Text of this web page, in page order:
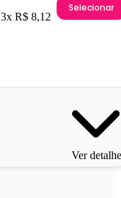
3x R$ 8,12
Selecionar
Ver